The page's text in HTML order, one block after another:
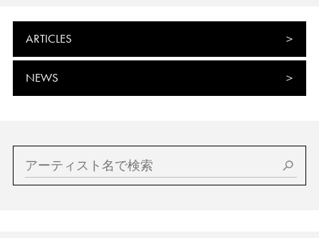
ARTICLES
NEWS